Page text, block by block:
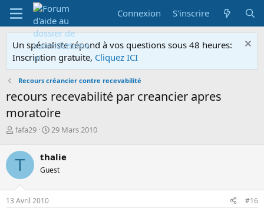
Connexion S'inscrire
Un spécialiste répond à vos questions sous 48 heures:
Inscription gratuite, Cliquez ICI
Recours créancier contre recevabilité
recours recevabilité par creancier apres
moratoire
A
t
e
u
r
d
e
fafa29
D
e
d
d
29 Mars 2010
T thalie
Guest
13 Avril 2010 #16